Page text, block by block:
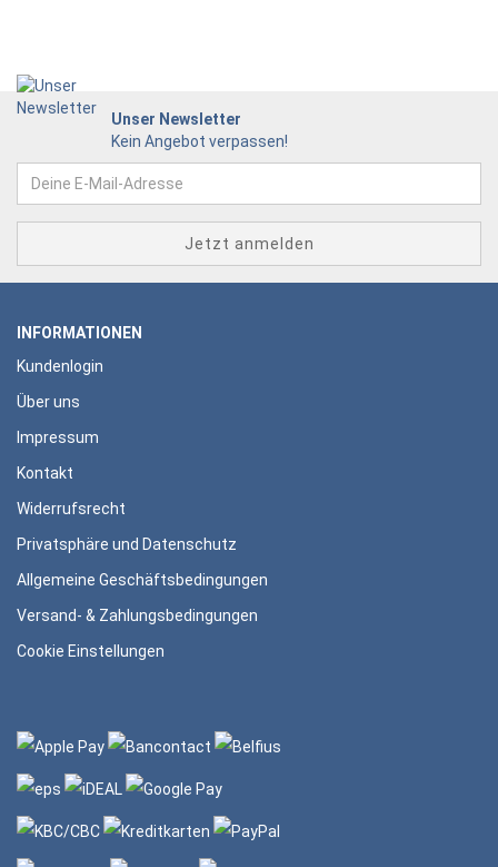
Unser Newsletter
Kein Angebot verpassen!
INFORMATIONEN
Kundenlogin
Über uns
Impressum
Kontakt
Widerrufsrecht
Privatsphäre und Datenschutz
Allgemeine Geschäftsbedingungen
Versand- & Zahlungsbedingungen
Cookie Einstellungen